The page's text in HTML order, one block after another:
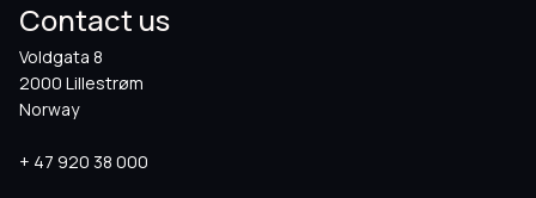
Contact us
Voldgata 8
2000 Lillestrøm
Norway
+ 47 920 38 000